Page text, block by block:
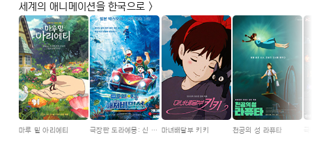
세계의 애니메이션을 한국으로 >
마루 밑 아리에티 극장판 도라에몽: 신 진구의 해저비밀성 마녀배달부 키키 천공의 성 라퓨타